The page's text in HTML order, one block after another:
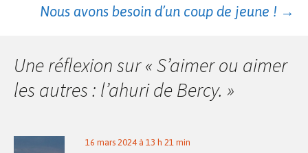
articles
Nous avons besoin d’un coup de jeune ! →
Une réflexion sur «S’aimer ou aimer
les autres : l’ahuri de Bercy. »
16 mars 2024 à 13 h 21 min